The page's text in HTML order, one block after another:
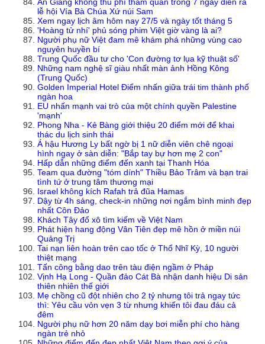
lễ hội Vía Bà Chúa Xứ núi Sam
Xem ngay lịch âm hôm nay 27/5 và ngày tốt tháng 5
'Hoàng tử nhí' phủ sóng phim Việt giờ vàng là ai?
Người phụ nữ Việt đam mê khám phá những vùng cao
nguyên huyền bí
Trung Quốc đầu tư cho 'Con đường tơ lụa kỹ thuật số'
Những nam nghệ sĩ giàu nhất màn ảnh Hồng Kông
(Trung Quốc)
Golden Imperial Hotel Điểm nhấn giữa trái tim thành phố
ngàn hoa
EU nhấn mạnh vai trò của một chính quyền Palestine
'mạnh'
Phong Nha - Kẻ Bàng giới thiệu 20 điểm mới để khai
thác du lịch sinh thái
Á hậu Hương Ly bất ngờ bị 1 nữ diễn viên chê ngoại
hình ngay ở sàn diễn: "Bắp tay bự hơn mẹ 2 con"
Hấp dẫn những điểm đến xanh tại Thanh Hóa
Team qua đường "tóm dính" Thiều Bảo Trâm và bạn trai
tình tứ ở trung tâm thương mại
Israel không kích Rafah trả đũa Hamas
Dậy từ 4h sáng, check-in những nơi ngắm bình minh đẹp
nhất Côn Đảo
Khách Tây đổ xô tìm kiếm về Việt Nam
Phát hiện hang động Vân Tiên đẹp mê hồn ở miền núi
Quảng Trị
Tai nạn liên hoàn trên cao tốc ở Thổ Nhĩ Kỳ, 10 người
thiệt mạng
Tấn công bằng dao trên tàu điện ngầm ở Pháp
Vịnh Hạ Long - Quần đảo Cát Bà nhận danh hiệu Di sản
thiên nhiên thế giới
Mẹ chồng cũ đột nhiên cho 2 tỷ nhưng tôi trả ngay tức
thì: Yêu cầu vỏn vẹn 3 từ nhưng khiến tôi đau đáu cả
đêm
Người phụ nữ hơn 20 năm dạy bơi miễn phí cho hàng
ngàn trẻ nhỏ